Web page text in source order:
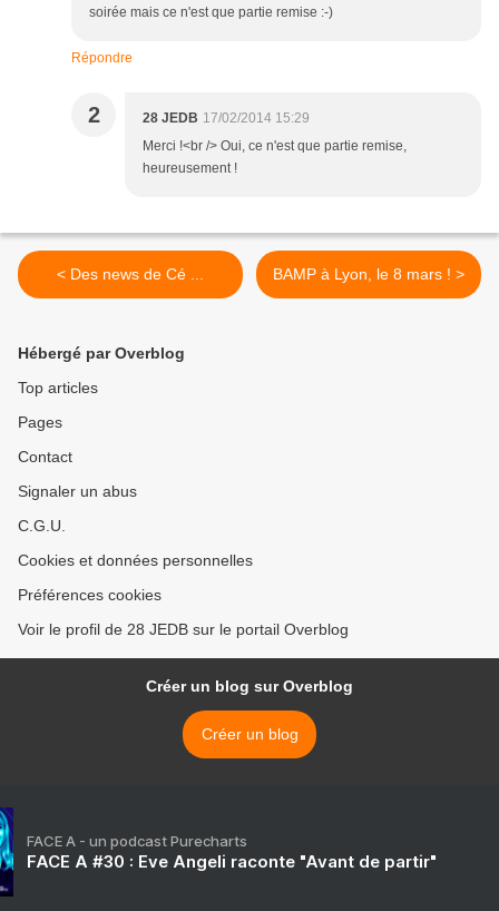
soirée mais ce n'est que partie remise :-)
Répondre
2 28 JEDB 17/02/2014 15:29
Merci !<br /> Oui, ce n'est que partie remise,
heureusement !
< Des news de Cé ... BAMP à Lyon, le 8 mars ! >
Hébergé par Overblog
Top articles
Pages
Contact
Signaler un abus
C.G.U.
Cookies et données personnelles
Préférences cookies
Voir le profil de 28 JEDB sur le portail Overblog
Créer un blog sur Overblog
Créer un blog
FACE A - un podcast Purecharts
FACE A #30 : Eve Angeli raconte "Avant de partir"